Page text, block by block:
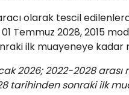
olarak tescil
Temmuz 2028, 2015
ilk muayeneye kadar
2026; 2022-2028 arası
tarihinden sonraki ilk